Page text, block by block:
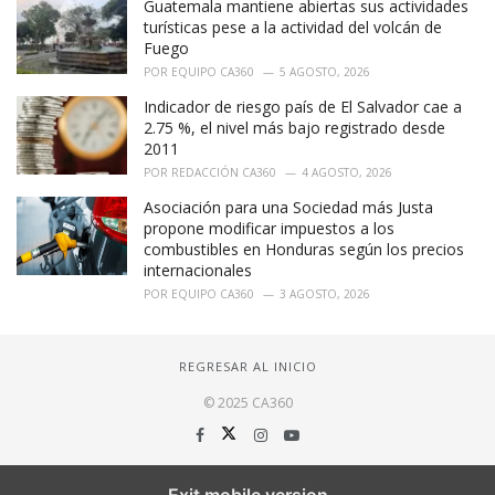
Guatemala mantiene abiertas sus actividades
turísticas pese a la actividad del volcán de
Fuego
POR EQUIPO CA360 5 AGOSTO, 2026
Indicador de riesgo país de El Salvador cae a
2.75 %, el nivel más bajo registrado desde
2011
POR REDACCIÓN CA360 4 AGOSTO, 2026
Asociación para una Sociedad más Justa
propone modificar impuestos a los
combustibles en Honduras según los precios
internacionales
POR EQUIPO CA360 3 AGOSTO, 2026
REGRESAR AL INICIO
© 2025 CA360